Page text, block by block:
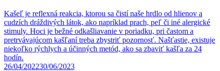
Kašeľ je reflexná reakcia, ktorou sa čistí naše hrdlo od hlienov a
cudzích dráždivých látok, ako napríklad prach, peľ či iné alergické
stimuly. Hoci je bežné odkašliavanie v poriadku, pri častom a
pretrvávajúcom kašľaní treba zbystriť pozornosť. Našťastie, existuje
niekoľko rýchlych a účinných metód, ako sa zbaviť kašľa za 24
hodín.
26/04/202230/06/2023